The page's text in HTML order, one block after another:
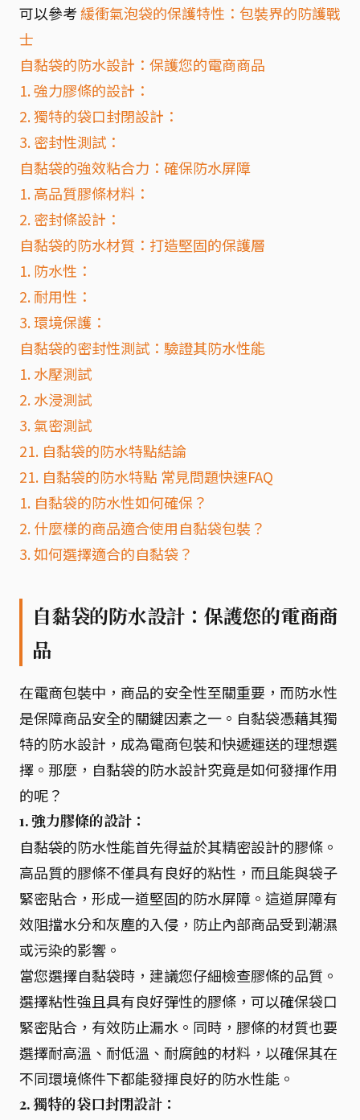
可以參考緩衝氣泡袋的保護特性：包裝界的防護戰
士
自黏袋的防水設計：保護您的電商商品
1. 強力膠條的設計：
2. 獨特的袋口封閉設計：
3. 密封性測試：
自黏袋的強效粘合力：確保防水屏障
1. 高品質膠條材料：
2. 密封條設計：
自黏袋的防水材質：打造堅固的保護層
1. 防水性：
2. 耐用性：
3. 環境保護：
自黏袋的密封性測試：驗證其防水性能
1. 水壓測試
2. 水浸測試
3. 氣密測試
21. 自黏袋的防水特點結論
21. 自黏袋的防水特點 常見問題快速FAQ
1. 自黏袋的防水性如何確保？
2. 什麼樣的商品適合使用自黏袋包裝？
3. 如何選擇適合的自黏袋？
自黏袋的防水設計：保護您的電商商
品
在電商包裝中，商品的安全性至關重要，而防水性
是保障商品安全的關鍵因素之一。自黏袋憑藉其獨
特的防水設計，成為電商包裝和快遞運送的理想選
擇。那麼，自黏袋的防水設計究竟是如何發揮作用
的呢？
1. 強力膠條的設計：
自黏袋的防水性能首先得益於其精密設計的膠條。
高品質的膠條不僅具有良好的粘性，而且能與袋子
緊密貼合，形成一道堅固的防水屏障。這道屏障有
效阻擋水分和灰塵的入侵，防止內部商品受到潮濕
或污染的影響。
當您選擇自黏袋時，建議您仔細檢查膠條的品質。
選擇粘性強且具有良好彈性的膠條，可以確保袋口
緊密貼合，有效防止漏水。同時，膠條的材質也要
選擇耐高溫、耐低溫、耐腐蝕的材料，以確保其在
不同環境條件下都能發揮良好的防水性能。
2. 獨特的袋口封閉設計：